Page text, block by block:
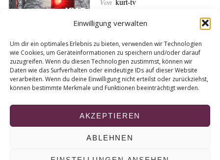
Einwilligung verwalten
Um dir ein optimales Erlebnis zu bieten, verwenden wir Technologien
wie Cookies, um Geräteinformationen zu speichern und/oder darauf
zuzugreifen. Wenn du diesen Technologien zustimmst, können wir
Daten wie das Surfverhalten oder eindeutige IDs auf dieser Website
verarbeiten. Wenn du deine Einwilligung nicht erteilst oder zurückziehst,
können bestimmte Merkmale und Funktionen beeinträchtigt werden.
AKZEPTIEREN
ABLEHNEN
Droht YouTube das Aus?
Das steckt hinter der
Aufregung
Von Karla Kallenbach